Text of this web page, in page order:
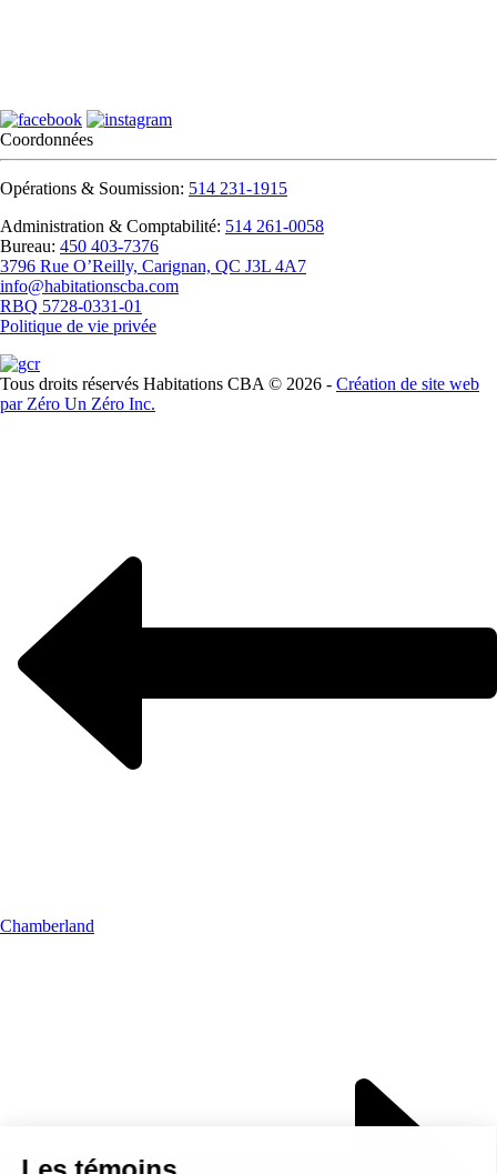
Coordonnées
Opérations & Soumission: 514 231-1915
Administration & Comptabilité: 514 261-0058
Bureau: 450 403-7376
3796 Rue O’Reilly, Carignan, QC J3L 4A7
info@habitationscba.com
RBQ 5728-0331-01
Politique de vie privée
Tous droits réservés Habitations CBA © 2026 - Création de site web
par Zéro Un Zéro Inc.
Chamberland